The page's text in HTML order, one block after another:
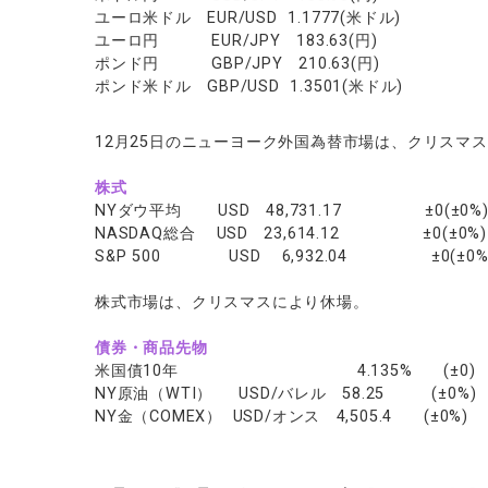
ユーロ米ドル EUR/USD 1.1777(米ドル)
ユーロ円 EUR/JPY 183.63(円)
ポンド円 GBP/JPY 210.63(円)
ポンド米ドル GBP/USD 1.3501(米ドル)
12月25日のニューヨーク外国為替市場は、クリスマス
株式
NYダウ平均 USD 48,731.17 ±0(±0%)
NASDAQ総合 USD 23,614.12 ±0(±0%)
S&P 500 USD 6,932.04
株式市場は、クリスマスにより休場。
債券・商品先物
米国債10年 4.135% (±0)
NY原油（WTI） USD/バレル 58.25 (±0%)
NY金（COMEX） USD/オンス 4,505.4 (±0%)